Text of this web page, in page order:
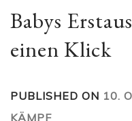
Babys
einen Klick
PUBLISHED ON 10.
KÄMPF